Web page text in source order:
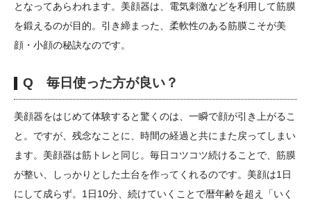
となってあらわれます。美顔器は、電気刺激などを利用して筋膜
を鍛えるのが目的。引き締まった、柔軟性のある筋膜こそが美
顔・小顔の秘訣なのです。
Q 毎日使った方が良い？
美顔器をはじめて体験すると驚くのは、一瞬で顔が引き上がるこ
と。ですが、残念なことに、時間の経過と共にまた戻ってしまい
ます。美顔器は筋トレと同じ。毎日コツコツ続けることで、筋膜
が整い、しっかりとした土台を作ってくれるのです。美顔は1日
にして成らず。1日10分、続けていくことで暦年齢を超え「いく